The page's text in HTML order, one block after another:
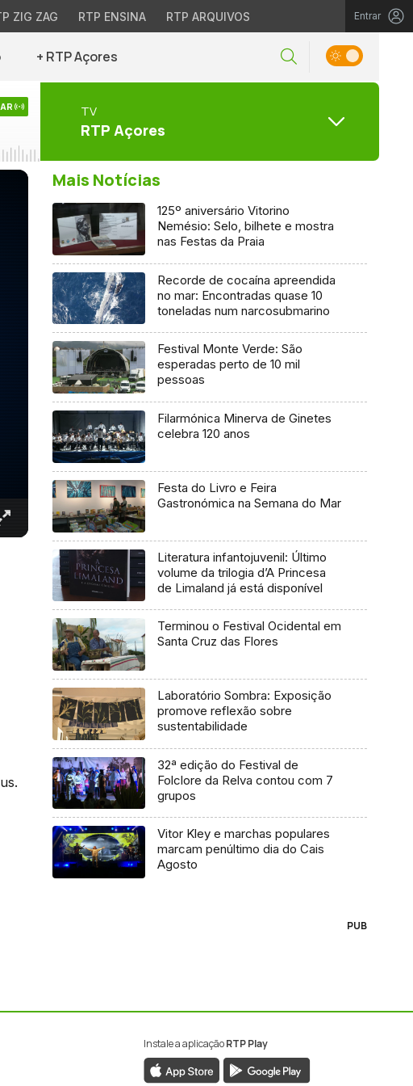
ZIG ZAG RTP ENSINA RTP ARQUIVOS Entrar
+ RTP Açores
TV
RTP Açores
Mais Notícias
125º aniversário Vitorino
Nemésio: Selo, bilhete e mostra
nas Festas da Praia
Recorde de cocaína apreendida
no mar: Encontradas quase 10
toneladas num narcosubmarino
Festival Monte Verde: São
esperadas perto de 10 mil
pessoas
Filarmónica Minerva de Ginetes
celebra 120 anos
Festa do Livro e Feira
Gastronómica na Semana do Mar
Literatura infantojuvenil: Último
volume da trilogia d’A Princesa
de Limaland já está disponível
Terminou o Festival Ocidental em
Santa Cruz das Flores
Laboratório Sombra: Exposição
promove reflexão sobre
sustentabilidade
32ª edição do Festival de
Folclore da Relva contou com 7
grupos
Vitor Kley e marchas populares
marcam penúltimo dia do Cais
Agosto
PUB
Instale a aplicaçãoRTP Play